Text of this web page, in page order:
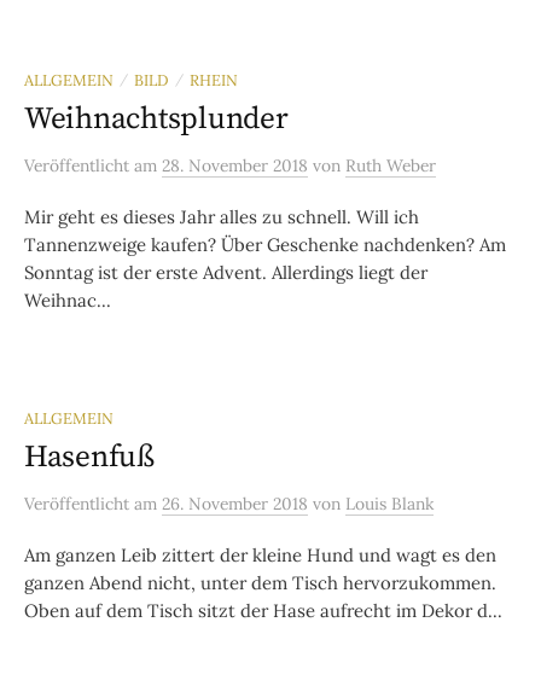
ALLGEMEIN / BILD / RHEIN
Weihnachtsplunder
Veröffentlicht am 28. November 2018 von Ruth Weber
Mir geht es dieses Jahr alles zu schnell. Will ich
Tannenzweige kaufen? Über Geschenke nachdenken? Am
Sonntag ist der erste Advent. Allerdings liegt der
Weihnac...
ALLGEMEIN
Hasenfuß
Veröffentlicht am 26. November 2018 von Louis Blank
Am ganzen Leib zittert der kleine Hund und wagt es den
ganzen Abend nicht, unter dem Tisch hervorzukommen.
Oben auf dem Tisch sitzt der Hase aufrecht im Dekor d...